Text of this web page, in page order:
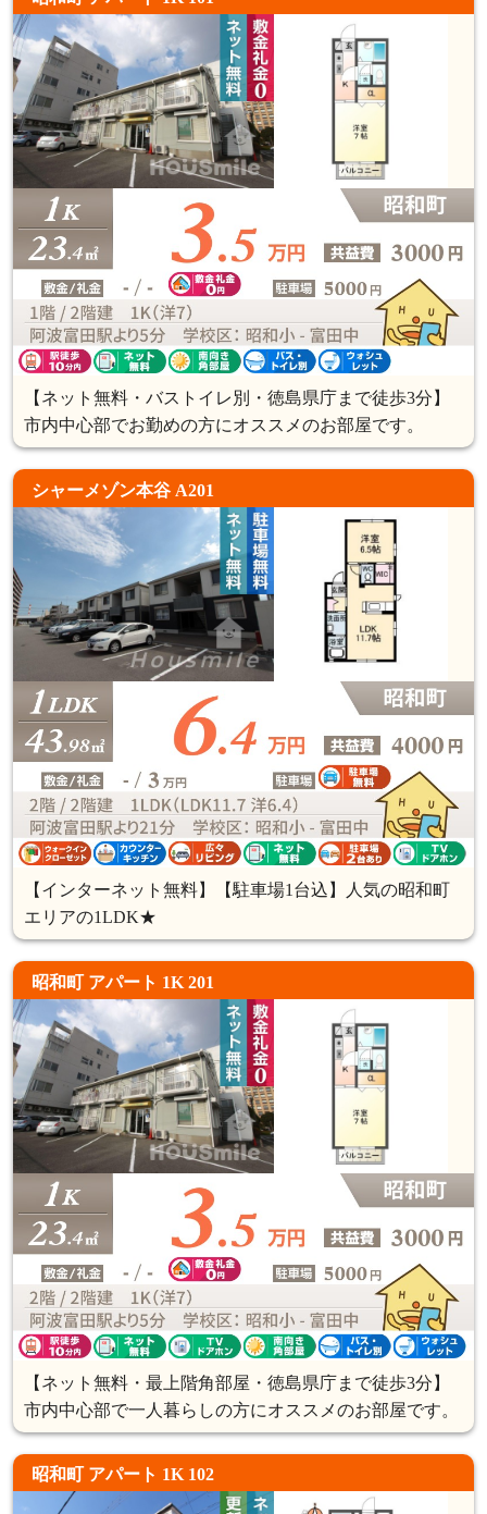
【ネット無料・バストイレ別・徳島県庁まで徒歩3分】
市内中心部でお勤めの方にオススメのお部屋です。
シャーメゾン本谷 A201
【インターネット無料】【駐車場1台込】人気の昭和町
エリアの1LDK★
昭和町 アパート 1K 201
【ネット無料・最上階角部屋・徳島県庁まで徒歩3分】
市内中心部で一人暮らしの方にオススメのお部屋です。
昭和町 アパート 1K 102